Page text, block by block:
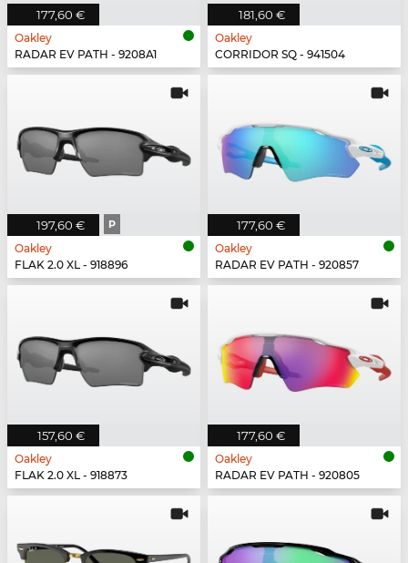
177,60 €
Oakley
RADAR EV PATH - 9208A1
181,60 €
Oakley
CORRIDOR SQ - 941504
197,60 € P
Oakley
FLAK 2.0 XL - 918896
177,60 €
Oakley
RADAR EV PATH - 920857
157,60 €
Oakley
FLAK 2.0 XL - 918873
177,60 €
Oakley
RADAR EV PATH - 920805